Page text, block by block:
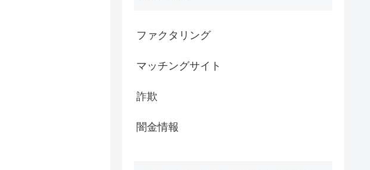
ファクタリング
マッチングサイト
詐欺
闇金情報